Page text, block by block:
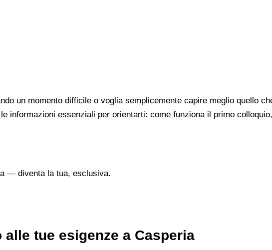
un momento difficile o voglia semplicemente capire meglio quello
informazioni essenziali per orientarti: come funziona il primo
— diventa la tua, esclusiva.
tue esigenze a Casperia